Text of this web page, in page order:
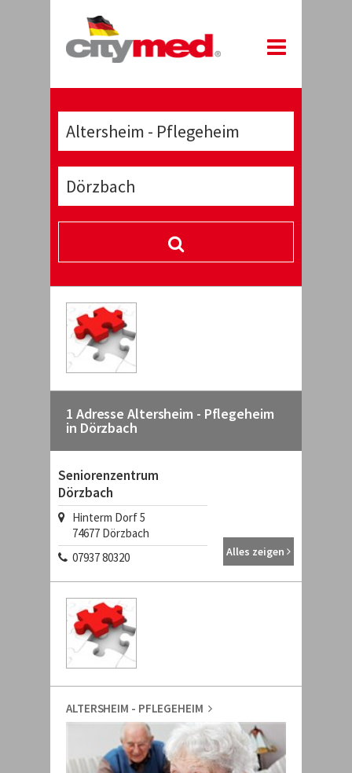
1 Adresse Altersheim - Pflegeheim
in Dörzbach
Seniorenzentrum
Dörzbach
Hinterm Dorf 5
74677 Dörzbach
07937 80320
Alles zeigen
ALTERSHEIM - PFLEGEHEIM